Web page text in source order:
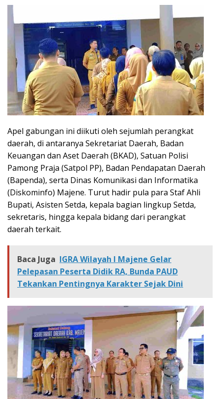
Apel gabungan ini diikuti oleh sejumlah perangkat
daerah, di antaranya Sekretariat Daerah, Badan
Keuangan dan Aset Daerah (BKAD), Satuan Polisi
Pamong Praja (Satpol PP), Badan Pendapatan Daerah
(Bapenda), serta Dinas Komunikasi dan Informatika
(Diskominfo) Majene. Turut hadir pula para Staf Ahli
Bupati, Asisten Setda, kepala bagian lingkup Setda,
sekretaris, hingga kepala bidang dari perangkat
daerah terkait.
Baca Juga IGRA Wilayah I Majene Gelar
Pelepasan Peserta Didik RA, Bunda PAUD
Tekankan Pentingnya Karakter Sejak Dini